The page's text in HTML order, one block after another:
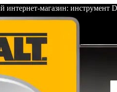
интернет-магазин: